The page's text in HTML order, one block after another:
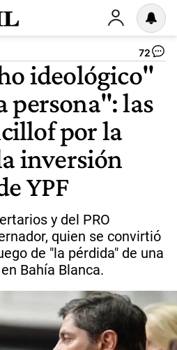
72
ideológico"
persona": las
por la
inversión
YPF
y del PRO
quien se convirtió
de "la pérdida" de una
Bahía Blanca.